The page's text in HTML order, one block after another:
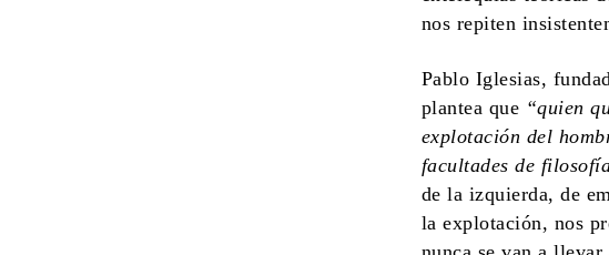
nos repiten
Pablo Iglesias,
plantea que “quien
explotación del
facultades de
de la izquierda, de
la explotación, nos